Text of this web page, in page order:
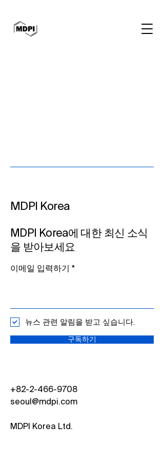
MDPI Korea​
MDPI Korea에 대한 최신 소식
을 받아보세요
이메일 입력하기​
뉴스 관련 알림을 받고 싶습니다.
구독하기
+82-2-466-9708
seoul@mdpi.com
MDPI Korea Ltd.​